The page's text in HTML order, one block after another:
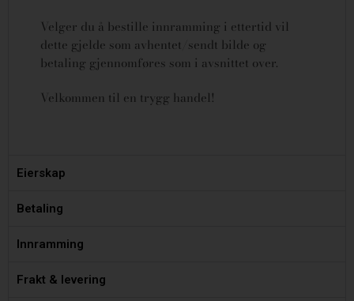
Velger du å bestille innramming i ettertid vil
dette gjelde som avhentet/sendt bilde og
betaling gjennomføres som i avsnittet over.
Velkommen til en trygg handel!
Eierskap
Betaling
Innramming
Frakt & levering